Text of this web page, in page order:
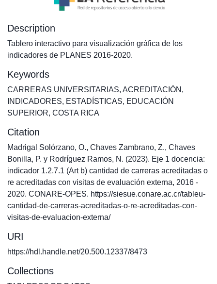
Description
Tablero interactivo para visualización gráfica de los
indicadores de PLANES 2016-2020.
Keywords
CARRERAS UNIVERSITARIAS, ACREDITACIÓN ,
INDICADORES, ESTADÍSTICAS, EDUCACIÓN
SUPERIOR, COSTA RICA
Citation
Madrigal Solórzano, O., Chaves Zambrano, Z., Chaves
Bonilla, P. y Rodríguez Ramos, N. (2023). Eje 1 docencia:
indicador 1.2.7.1 (Art b) cantidad de carreras acreditadas o
re acreditadas con visitas de evaluación externa, 2016 -
2020. CONARE-OPES. https://siesue.conare.ac.cr/tableu-
cantidad-de-carreras-acreditadas-o-re-acreditadas-con-
visitas-de-evaluacion-externa/
URI
https://hdl.handle.net/20.500.12337/8473
Collections